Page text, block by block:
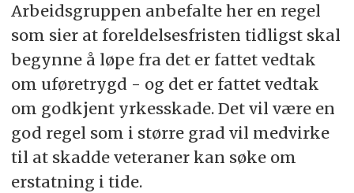
Arbeidsgruppen anbefalte her en regel
som sier at foreldelsesfristen tidligst skal
begynne å løpe fra det er fattet vedtak
om uføretrygd - og det er fattet vedtak
om godkjent yrkesskade. Det vil være en
god regel som i større grad vil medvirke
til at skadde veteraner kan søke om
erstatning i tide.